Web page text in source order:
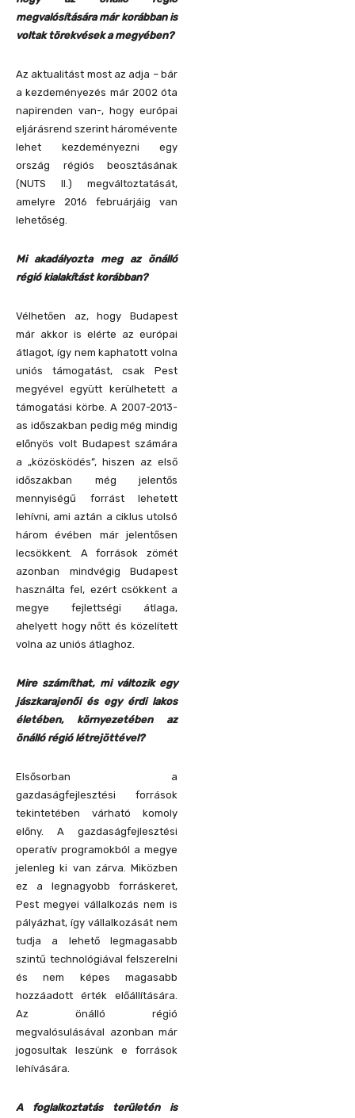
megvalósítására már korábban is
voltak törekvések a megyében?
Az aktualitást most az adja – bár
a kezdeményezés már 2002 óta
napirenden van-, hogy európai
eljárásrend szerint háromévente
lehet kezdeményezni egy
ország régiós beosztásának
(NUTS II.) megváltoztatását,
amelyre 2016 februárjáig van
lehetőség.
Mi akadályozta meg az önálló
régió kialakítást korábban?
Vélhetően az, hogy Budapest
már akkor is elérte az európai
átlagot, így nem kaphatott volna
uniós támogatást, csak Pest
megyével együtt kerülhetett a
támogatási körbe. A 2007-2013-
as időszakban pedig még mindig
előnyös volt Budapest számára
a „közösködés”, hiszen az első
időszakban még jelentős
mennyiségű forrást lehetett
lehívni, ami aztán a ciklus utolsó
három évében már jelentősen
lecsökkent. A források zömét
azonban mindvégig Budapest
használta fel, ezért csökkent a
megye fejlettségi átlaga,
ahelyett hogy nőtt és közelített
volna az uniós átlaghoz.
Mire számíthat, mi változik egy
jászkarajenői és egy érdi lakos
életében, környezetében az
önálló régió létrejöttével?
Elsősorban a
gazdaságfejlesztési források
tekintetében várható komoly
előny. A gazdaságfejlesztési
operatív programokból a megye
jelenleg ki van zárva. Miközben
ez a legnagyobb forráskeret,
Pest megyei vállalkozás nem is
pályázhat, így vállalkozását nem
tudja a lehető legmagasabb
szintű technológiával felszerelni
és nem képes magasabb
hozzáadott érték előállítására.
Az önálló régió
megvalósulásával azonban már
jogosultak leszünk e források
lehívására.
A foglalkoztatás területén is